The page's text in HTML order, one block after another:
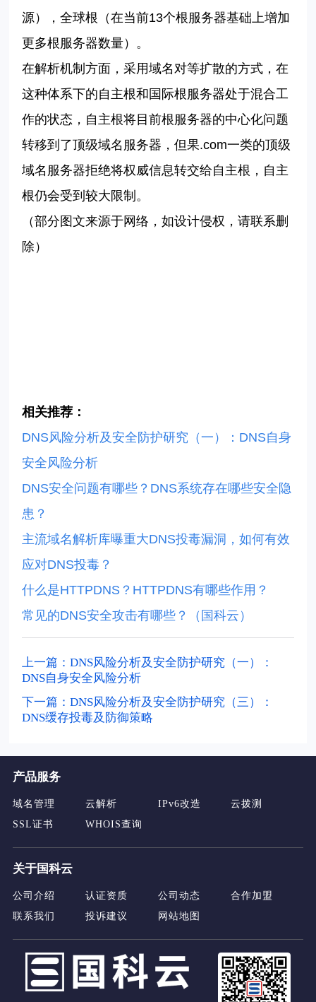
源），全球根（在当前13个根服务器基础上增加
更多根服务器数量）。
在解析机制方面，采用域名对等扩散的方式，在
这种体系下的自主根和国际根服务器处于混合工
作的状态，自主根将目前根服务器的中心化问题
转移到了顶级域名服务器，但果.com一类的顶级
域名服务器拒绝将权威信息转交给自主根，自主
根仍会受到较大限制。
（部分图文来源于网络，如设计侵权，请联系删
除）
相关推荐：
DNS风险分析及安全防护研究（一）：DNS自身
安全风险分析
DNS安全问题有哪些？DNS系统存在哪些安全隐
患？
主流域名解析库曝重大DNS投毒漏洞，如何有效
应对DNS投毒？
什么是HTTPDNS？HTTPDNS有哪些作用？
常见的DNS安全攻击有哪些？（国科云）
上一篇：DNS风险分析及安全防护研究（一）：
DNS自身安全风险分析
下一篇：DNS风险分析及安全防护研究（三）：
DNS缓存投毒及防御策略
产品服务
域名管理 云解析 IPv6改造
云拨测
SSL证书
WHOIS查询
关于国科云
公司介绍 认证资质 公司动态
合作加盟
联系我们
投诉建议 网站地图